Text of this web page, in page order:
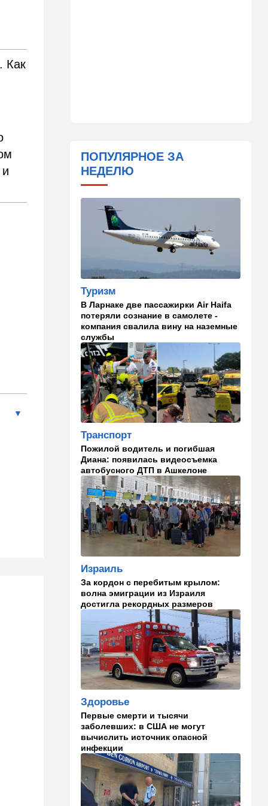
Как
Европе начнут производить
израильские дроны
10:32
антисемитизма в Голливуде
В мире
Бумеранг для Санчеса: жена
помогла хорошенько
раскачать премьерское
09:48 Мнения
Задолбало
09:14 В мире
"Не показывайте, что вы из
Израиля": МИД выступил с
экстренным
предупреждением
08:49 Новости Украины
Россия устроила страшную
ночь Одессе и Харькову:
кадры последствий
08:45 Деньги
Как торговые сети
манипулируют вами,
заставляя вас
раскошелиться. И как от
этого защититься
спортсмена обратился к
Трампу с отчаянной
просьбой
07:20 Ближний Восток
Американская блокада
парализовала экспорт
иранской нефти
Всего 15 минут сна могут
изменить здоровье:
результаты нового
исследования
02:30 Израиль
Погода в Израиле на
неделю: жаркие деньки
ПОПУЛЯРНОЕ ЗА
НЕДЕЛЮ
Туризм
В Ларнаке две пассажирки Air Haifa
потеряли сознание в самолете -
компания свалила вину на наземные
службы
Транспорт
Пожилой водитель и погибшая
Диана: появилась видеосъемка
автобусного ДТП в Ашкелоне
Израиль
За кордон с перебитым крылом:
волна эмиграции из Израиля
достигла рекордных размеров
Здоровье
Первые смерти и тысячи
заболевших: в США не могут
вычислить источник опасной
инфекции